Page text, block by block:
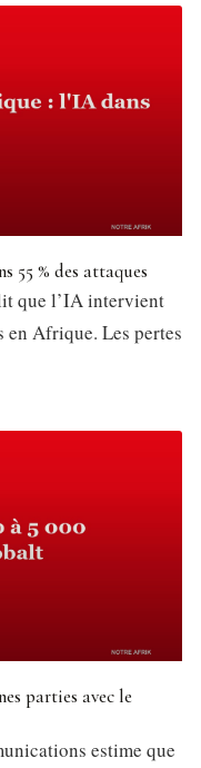
55 % des attaques
que l’IA intervient
en Afrique. Les pertes
parties avec le
estime que